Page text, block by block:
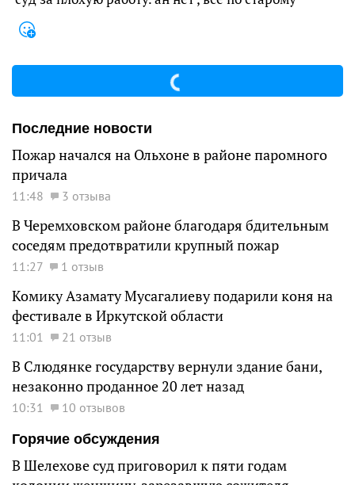
Последние новости
Пожар начался на Ольхоне в районе паромного
причала
11:48 3 отзыва
В Черемховском районе благодаря бдительным
соседям предотвратили крупный пожар
11:27 1 отзыв
Комику Азамату Мусагалиеву подарили коня на
фестивале в Иркутской области
11:01 21 отзыв
В Слюдянке государству вернули здание бани,
незаконно проданное 20 лет назад
10:31
10 отзывов
Горячие обсуждения
В Шелехове суд приговорил к пяти годам